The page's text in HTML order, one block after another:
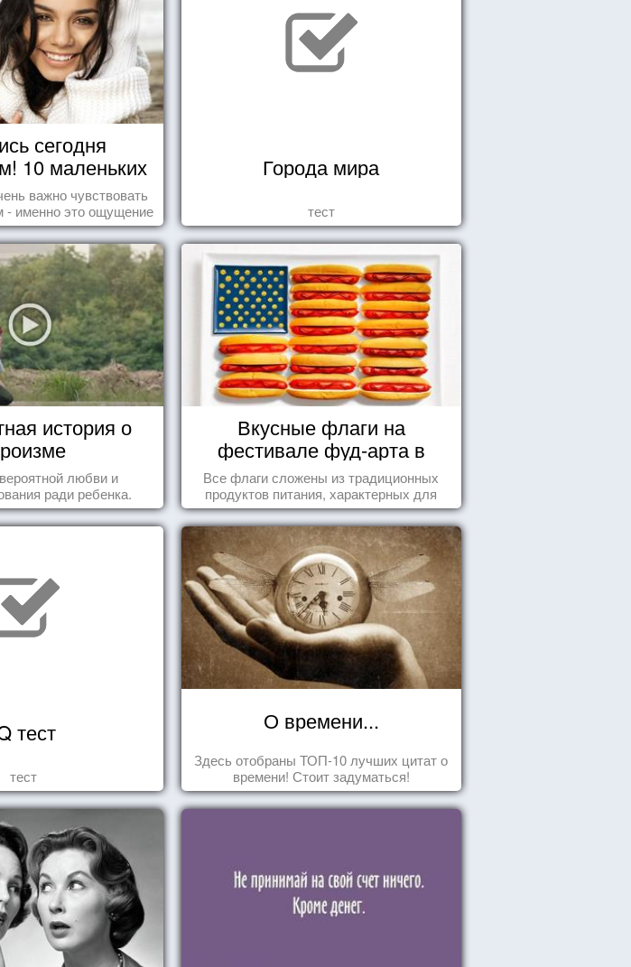
сегодня
10 маленьких
настоящего
важно чувствовать
- именно это ощущение
эмоции и превращает
праздник.
Города мира
тест
история о
любви и
ради ребенка.
Вкусные флаги на
фестивале фуд-арта в
Сиднее
Все флаги сложены из традиционных
продуктов питания, характерных для
этих стран.
тест
тест
О времени...
Здесь отобраны ТОП-10 лучших цитат о
времени! Стоит задуматься!